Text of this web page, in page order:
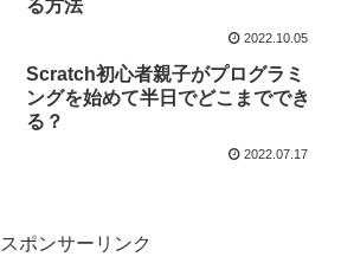
る方法
2022.10.05
Scratch初心者親子がプログラミ
ングを始めて半日でどこまででき
る？
2022.07.17
スポンサーリンク